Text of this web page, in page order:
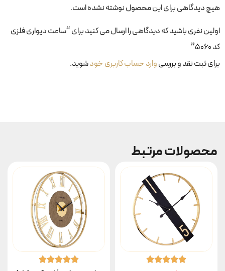
هیچ دیدگاهی برای این محصول نوشته نشده است.
اولین نفری باشید که دیدگاهی را ارسال می کنید برای “ساعت دیواری فلزی
کد ۵۰۶۰”
برای ثبت نقد و بررسیوارد حساب کاربری خودشوید.
محصولات مرتبط